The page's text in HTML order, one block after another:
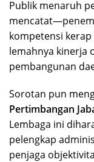
Publik menaruh
kompetensi
lemahnya kinerja
pembangunan
Sorotan pun
Pertimbangan
Lembaga ini
pelengkap
penjaga